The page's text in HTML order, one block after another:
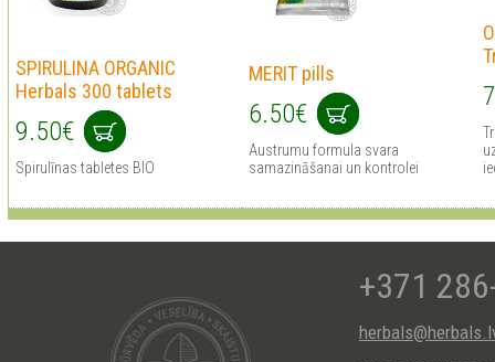
SPIRULINA ORGANIC
Herbals 300 tablets
9.50€
Spirulīnas tabletes BIO
MERIT pills
6.50€
Austrumu formula svara
samazināšanai un kontrolei
+371